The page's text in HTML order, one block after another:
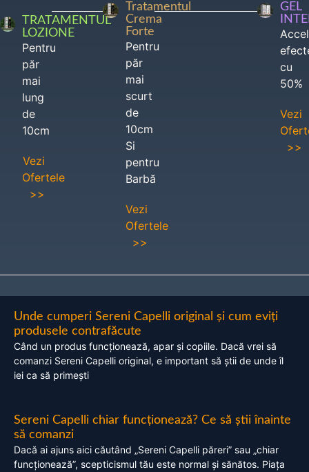
TRATAMENTUL
LOZIONE
Pentru
păr
mai
lung
de
10cm
Vezi
Ofertele
>>
Tratamentul
Crema
Forte
Pentru
păr
mai
scurt
de
10cm
Si
pentru
Barbă
Vezi
Ofertele
>>
GEL
cu
50%
Vezi
>>
Unde cumperi Sereni Capelli original și cum eviți
produsele contrafăcute
Când un produs funcționează, apar și copiile. Dacă vrei să
comanzi Sereni Capelli original, e important să știi de unde îl
iei ca să primești
Sereni Capelli chiar funcționează? Ce să știi înainte
să comanzi
Dacă ai ajuns aici căutând „Sereni Capelli păreri” sau „chiar
funcționează”, scepticismul tău este normal și sănătos. Piața